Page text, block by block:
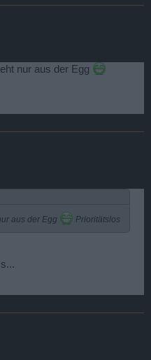
nur aus der Egg
aus der Egg Prioritätslos